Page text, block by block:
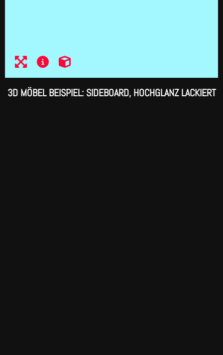
3D MÖBEL BEISPIEL: SIDEBOARD, HOCHGLANZ LACKIERT